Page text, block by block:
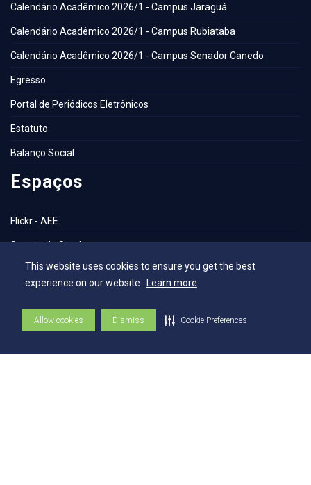
This website uses cookies to ensure you get the best
experience on our website. Learn more
Allow cookies Dismiss Cookie Preferences
Calendário Acadêmico 2026/1 - Campus Jaraguá
Calendário Acadêmico 2026/1 - Campus Rubiataba
Calendário Acadêmico 2026/1 - Campus Senador Canedo
Egresso
Portal de Periódicos Eletrônicos
Estatuto
Balanço Social
Espaços
Flickr - AEE
Secretaria Geral
Biblioteca
Academia Escola